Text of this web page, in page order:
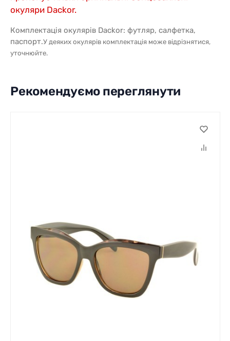
окуляри Dackor.
Комплектація окулярів Dackor: футляр, салфетка,
паспорт.У деяких окулярів комплектація може відрізнятися,
уточнюйте.
Рекомендуємо переглянути